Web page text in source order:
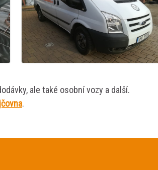
ale také osobní vozy a další.
.